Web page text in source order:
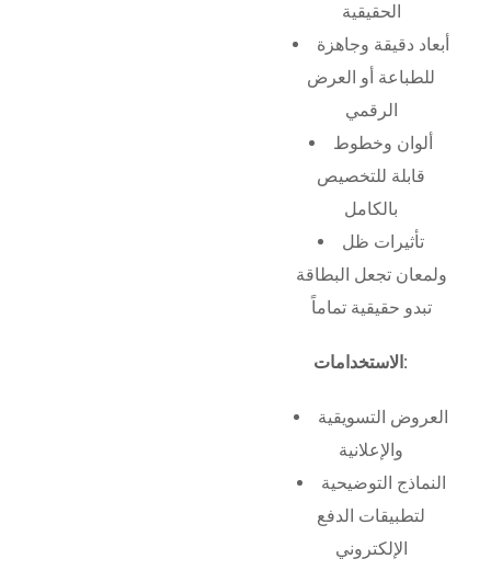
الحقيقية
أبعاد دقيقة وجاهزة
للطباعة أو العرض
الرقمي
ألوان وخطوط
قابلة للتخصيص
بالكامل
تأثيرات ظل
ولمعان تجعل البطاقة
تبدو حقيقية تماماً
الاستخدامات:
العروض التسويقية
والإعلانية
النماذج التوضيحية
لتطبيقات الدفع
الإلكتروني